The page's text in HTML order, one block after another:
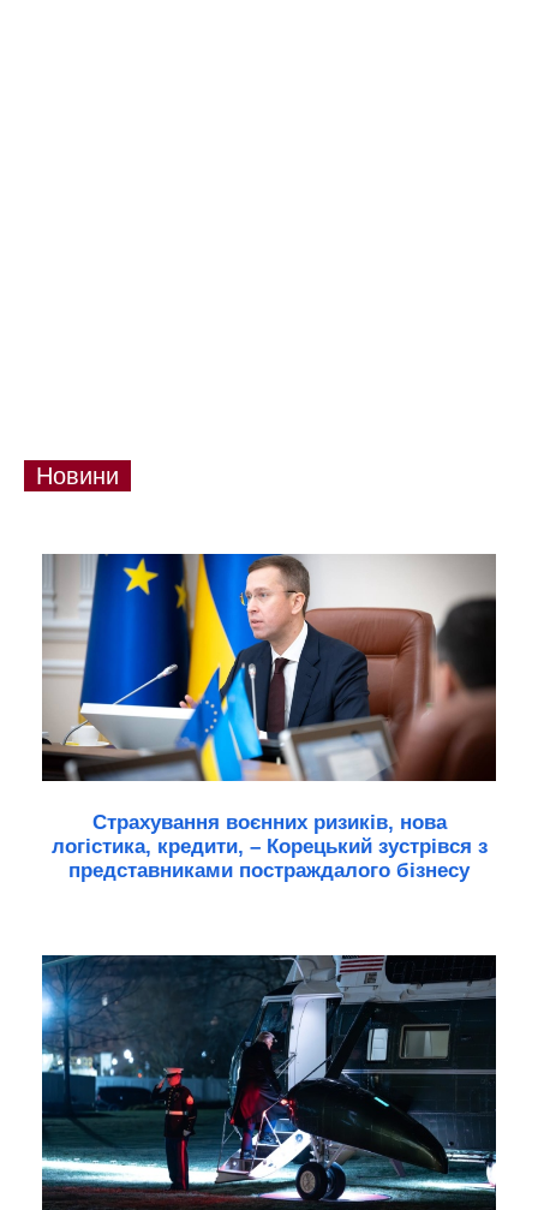
Новини
Страхування воєнних ризиків, нова
логістика, кредити, – Корецький зустрівся з
представниками постраждалого бізнесу